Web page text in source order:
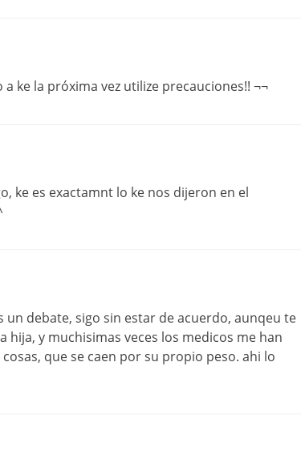
ke la próxima vez utilize precauciones!! ¬¬
ke es exactamnt lo ke nos dijeron en el
un debate, sigo sin estar de acuerdo, aunqeu te
hija, y muchisimas veces los medicos me han
que se caen por su propio peso. ahi lo